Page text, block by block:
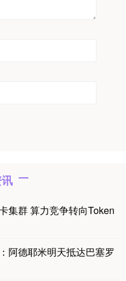
集群 算力竞争转向Token
阿德耶米明天抵达巴塞罗